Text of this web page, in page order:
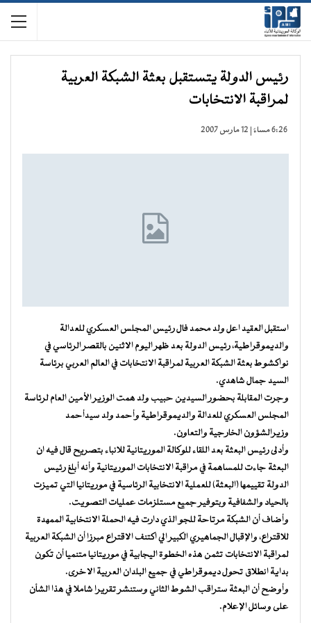
رئيس الدولة يتستقبل بعثة الشبكة العربية
لمراقبة الانتخابات
6:26 مساءً | 12 مارس 2007
استقبل العقيد اعل ولد محمد فال رئيس المجلس العسكري للعدالة
والديموقراطية، رئيس الدولة بعد ظهر اليوم الاثنين بالقصر الرئاسي في
نواكشوط بعثة الشبكة العربية لمراقبة الانتخابات في العالم العربي برئاسة
السيد جمال شاهدي.
وجرت المقابلة بحضور السيدين حبيب ولد همت الوزير الأمين العام لرئاسة
المجلس العسكري للعدالة والديموقراطية وأحمد ولد سيدأحمد
وزيرالشؤون الخارجية والتعاون.
وأدلى رئيس البعثة بعد اللقاء للوكالة الموريتانية للانباء بتصريح قال فيه ان
البعثة جاءت للمساهمة في مراقبة الانتخابات الموريتانية وأنه أبلغ رئيس
الدولة تقييمها (البعثة) للعملية الانتخابية الرئاسية في موريتانيا التي تميزت
بالحياد والشفافية وبتوفير جميع مستلزمات عمليات التصويت.
وأضاف أن الشبكة مرتاحة للجو الذي دارت فيه الحملة الانتخابية الممهدة
للاقتراع، والإقبال الجماهيري الكبير الي اكتنف الاقتراع مبرزا أن الشبكة العربية
لمراقبة الانتخابات تثمن هذه الخطوة اليجابية في موريتانيا متنميا أن تكون
بداية انطلاق تحول ديموقراطي في جميع البلدان العربية الاخرى.
وأوضح أن البعثة ستراقب الشوط الثاني وستنشر تقريرا شاملا في هذا الشأن
على وسائل الإعلام.